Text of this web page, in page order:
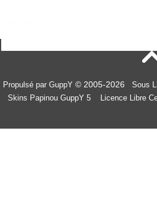
Propulsé par GuppY © 2005-2026
Sous
Skins Papinou GuppY 5
Licence Libre